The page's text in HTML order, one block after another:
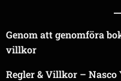
Genom att genomföra
villkor
Regler & Villkor – Nasco